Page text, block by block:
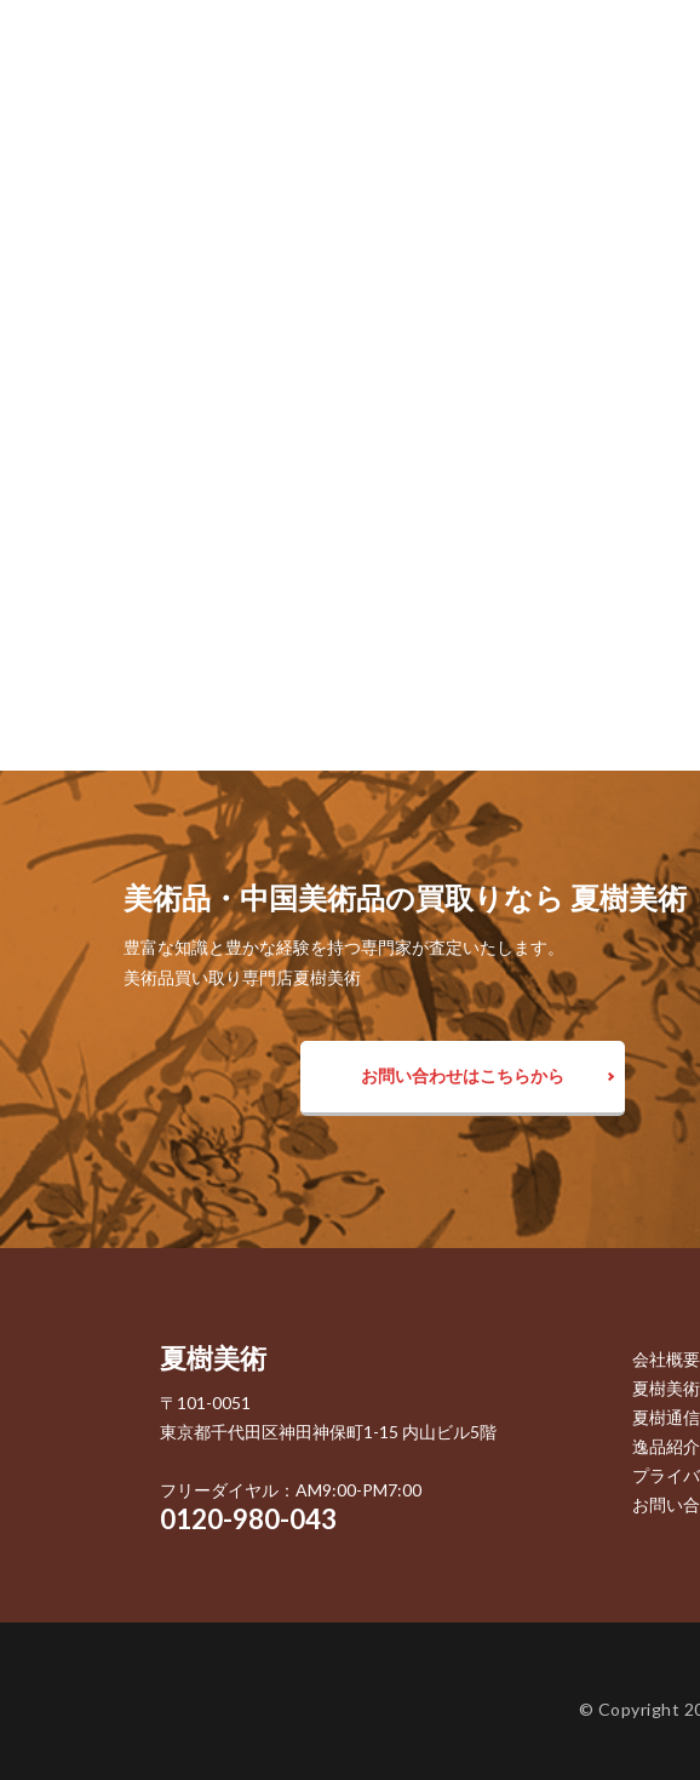
美術品・中国美術品の買取りなら 夏樹美術
豊富な知識と豊かな経験を持つ専門家が査定いたします。
美術品買い取り専門店夏樹美術
お問い合わせはこちらから
夏樹美術
〒101-0051
東京都千代田区神田神保町1-15 内山ビル5階
フリーダイヤル：AM9:00-PM7:00
0120-980-043
会社概要
夏樹美
夏樹通信
逸品紹介
プライ
お問い
© Copyright